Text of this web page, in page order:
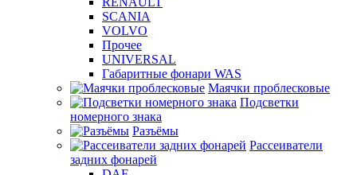
SCANIA
VOLVO
Прочее
UNIVERSAL
Габаритные фонари WAS
Маячки проблесковые
Подсветки
номерного знака
Разъёмы
Рассеиватели
задних фонарей